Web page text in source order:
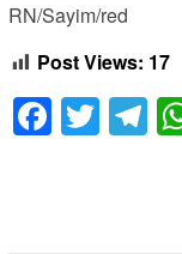
RN/Sayim/red
Post Views: 17